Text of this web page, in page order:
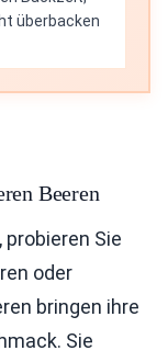
überbacken
Beeren
Sie
oder
bringen ihre
Sie